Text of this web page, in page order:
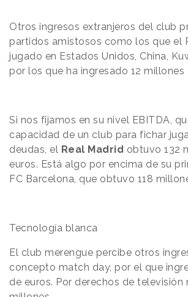
Otros ingresos extranjeros del club
partidos amistosos como los que el
jugado en Estados Unidos, China,
por los que ha ingresado 12 millones
Si nos fijamos en su nivel EBITDA,
capacidad de un club para fichar
deudas, el Real Madrid obtuvo 132
euros. Está algo por encima de su
FC Barcelona, que obtuvo 118
Tecnología blanca
El club merengue percibe otros
concepto match day, por el que
de euros. Por derechos de televisión